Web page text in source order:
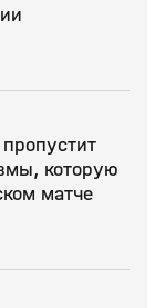
которую
матче